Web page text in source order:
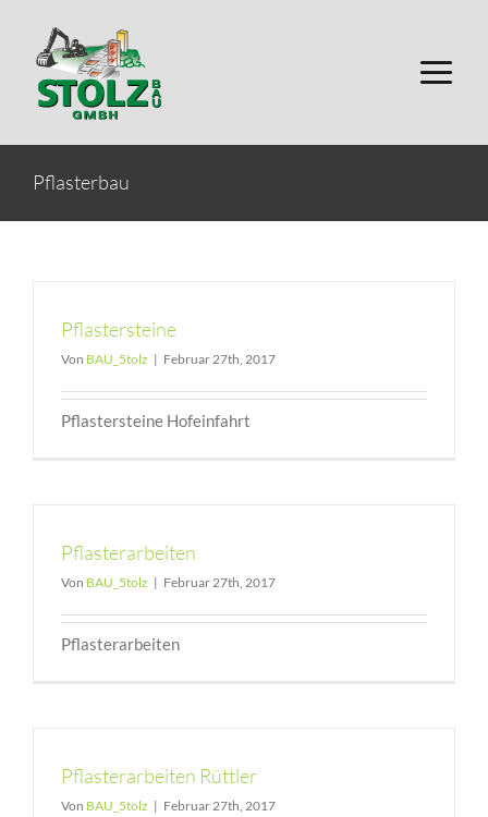
springen
Pflasterbau
Pflastersteine
Von BAU_5tolz | Februar 27th, 2017
Pflastersteine Hofeinfahrt
Pflasterarbeiten
Von BAU_5tolz | Februar 27th, 2017
Pflasterarbeiten
Pflasterarbeiten Rüttler
Von BAU_5tolz | Februar 27th, 2017